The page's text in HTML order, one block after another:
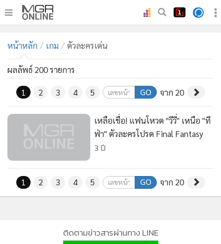
ทันเหตุการณ์
• ภาคใต้
ภูมิภาค
Online Section
• บันเทิง
• ละคร
CbizReview
Cyber BIZ
• Good health & Well-being
Green Innovation & SD
หน้าหลัก เกม ตัวละครเด่น
ผลลัพธ์ 200 รายการ
1 2 3 4 5 GO จาก 20
เหลือเชื่อ! แฟนโหวต "วีวี่" เหนือ "ที
ฟ่า" ตัวละครโปรด Final Fantasy
3 ปี
1 2 3 4 5 GO จาก 20
ติดตามข่าวสารผ่านทาง LINE